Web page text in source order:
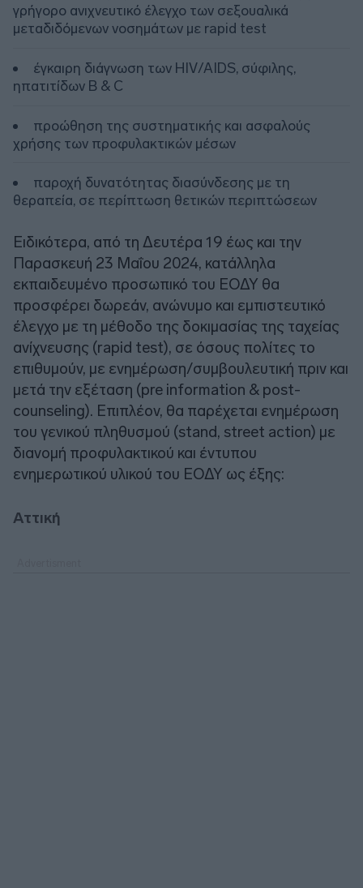
γρήγορο ανιχνευτικό έλεγχο των σεξουαλικά
μεταδιδόμενων νοσημάτων με rapid test
έγκαιρη διάγνωση των HIV/AIDS, σύφιλης,
ηπατιτίδων B & C
προώθηση της συστηματικής και ασφαλούς
χρήσης των προφυλακτικών μέσων
παροχή δυνατότητας διασύνδεσης με τη
θεραπεία, σε περίπτωση θετικών περιπτώσεων
Ειδικότερα, από τη Δευτέρα 19 έως και την
Παρασκευή 23 Μαΐου 2024, κατάλληλα
εκπαιδευμένο προσωπικό του ΕΟΔΥ θα
προσφέρει δωρεάν, ανώνυμο και εμπιστευτικό
έλεγχο με τη μέθοδο της δοκιμασίας της ταχείας
ανίχνευσης (rapid test), σε όσους πολίτες το
επιθυμούν, με ενημέρωση/συμβουλευτική πριν και
μετά την εξέταση (pre information & post-
counseling). Επιπλέον, θα παρέχεται ενημέρωση
του γενικού πληθυσμού (stand, street action) με
διανομή προφυλακτικού και έντυπου
ενημερωτικού υλικού του ΕΟΔΥ ως έξης:
Αττική